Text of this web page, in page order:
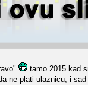
tamo 2015 kad
ne plati ulaznicu, i